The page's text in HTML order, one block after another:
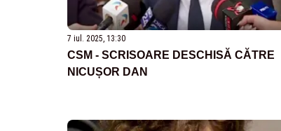
7 iul. 2025, 13:30
CSM - SCRISOARE DESCHISĂ CĂTRE
NICUȘOR DAN